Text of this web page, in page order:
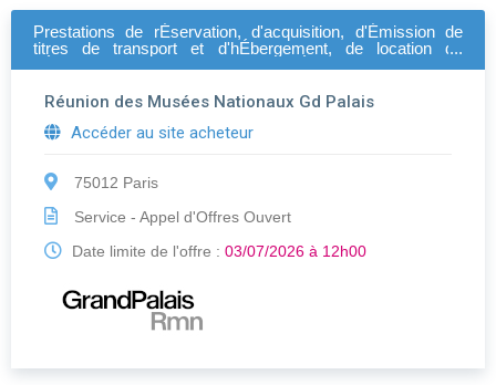
Prestations de rÉservation, d'acquisition, d'Émission de
titres de transport et d'hÉbergement, de location de
dÉplacements professionnels
Réunion des Musées Nationaux Gd Palais
Accéder au site acheteur
75012 Paris
Service - Appel d'Offres Ouvert
Date limite de l'offre : 03/07/2026 à 12h00